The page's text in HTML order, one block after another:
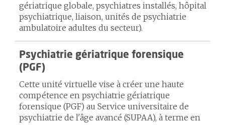
gériatrique globale, psychiatres installés, hôpital
psychiatrique, liaison, unités de psychiatrie
ambulatoire adultes du secteur).
Psychiatrie gériatrique forensique
(PGF)
Cette unité virtuelle vise à créer une haute
compétence en psychiatrie gériatrique
forensique (PGF) au Service universitaire de
psychiatrie de l'âge avancé (SUPAA), à terme en